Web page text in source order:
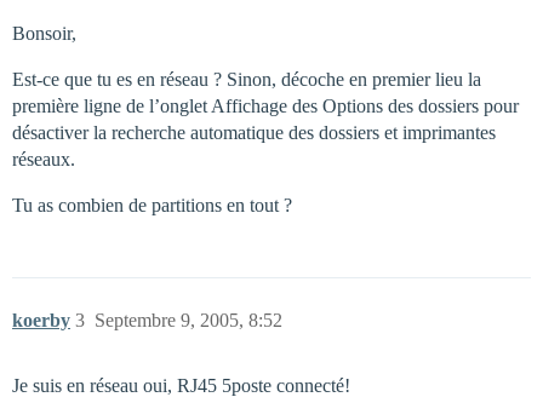
Bonsoir,
Est-ce que tu es en réseau ? Sinon, décoche en premier lieu la
première ligne de l’onglet Affichage des Options des dossiers pour
désactiver la recherche automatique des dossiers et imprimantes
réseaux.
Tu as combien de partitions en tout ?
koerby Septembre 9, 2005, 8:52
3
Je suis en réseau oui, RJ45 5poste connecté!